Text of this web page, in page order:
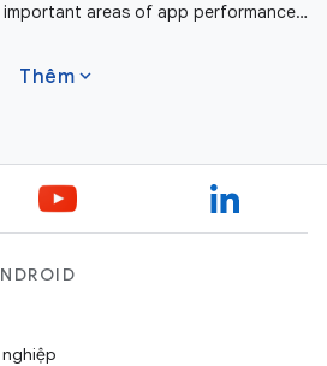
areas of app performance.
Thêm expand_more